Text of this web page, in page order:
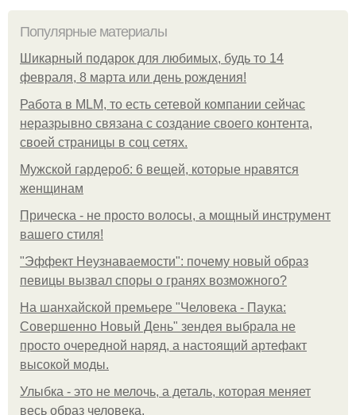
Популярные материалы
Шикарный подарок для любимых, будь то 14
февраля, 8 марта или день рождения!
Работа в MLM, то есть сетевой компании сейчас
неразрывно связана с создание своего контента,
своей страницы в соц сетях.
Мужской гардероб: 6 вещей, которые нравятся
женщинам
Прическа - не просто волосы, а мощный инструмент
вашего стиля!
"Эффект Неузнаваемости": почему новый образ
певицы вызвал споры о гранях возможного?
На шанхайской премьере "Человека - Паука:
Совершенно Новый День" зендея выбрала не
просто очередной наряд, а настоящий артефакт
высокой моды.
Улыбка - это не мелочь, а деталь, которая меняет
весь образ человека.